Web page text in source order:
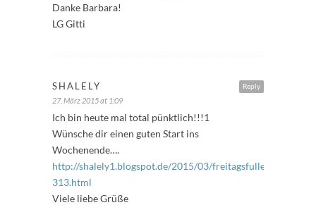
Danke Barbara!
LG Gitti
Reply
SHALELY
27. März 2015 at 1:09
Ich bin heute mal total pünktlich!!!1
Wünsche dir einen guten Start ins
Wochenende….
http://shalely1.blogspot.de/2015/03/freitagsfuller-
313.html
Viele liebe Grüße